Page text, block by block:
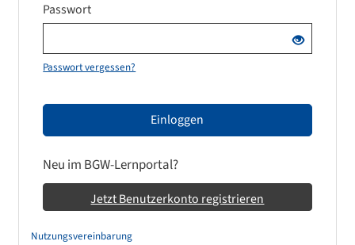
Passwort
Passwort vergessen?
Einloggen
Neu im BGW-Lernportal?
Jetzt Benutzerkonto registrieren
Nutzungsvereinbarung